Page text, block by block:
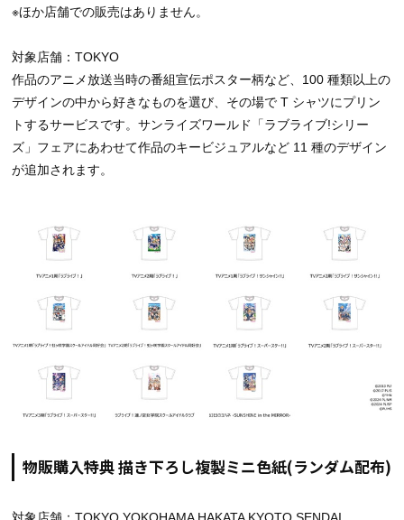
※ほか店舗での販売はありません。
対象店舗：TOKYO
作品のアニメ放送当時の番組宣伝ポスター柄など、100 種類以上の
デザインの中から好きなものを選び、その場で T シャツにプリン
トするサービスです。サンライズワールド「ラブライブ!シリー
ズ」フェアにあわせて作品のキービジュアルなど 11 種のデザイン
が追加されます。
物販購入特典 描き下ろし複製ミニ色紙(ランダム配布)